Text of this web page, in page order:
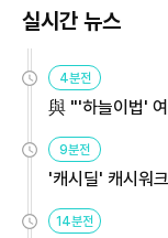
실시간 뉴스
4분전
與 "'하늘이법'
9분전
'캐시딜' 캐시워
14분전